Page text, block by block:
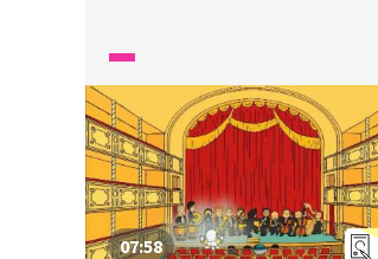
se, jak zachrání obchod se zvířaty.
07:58